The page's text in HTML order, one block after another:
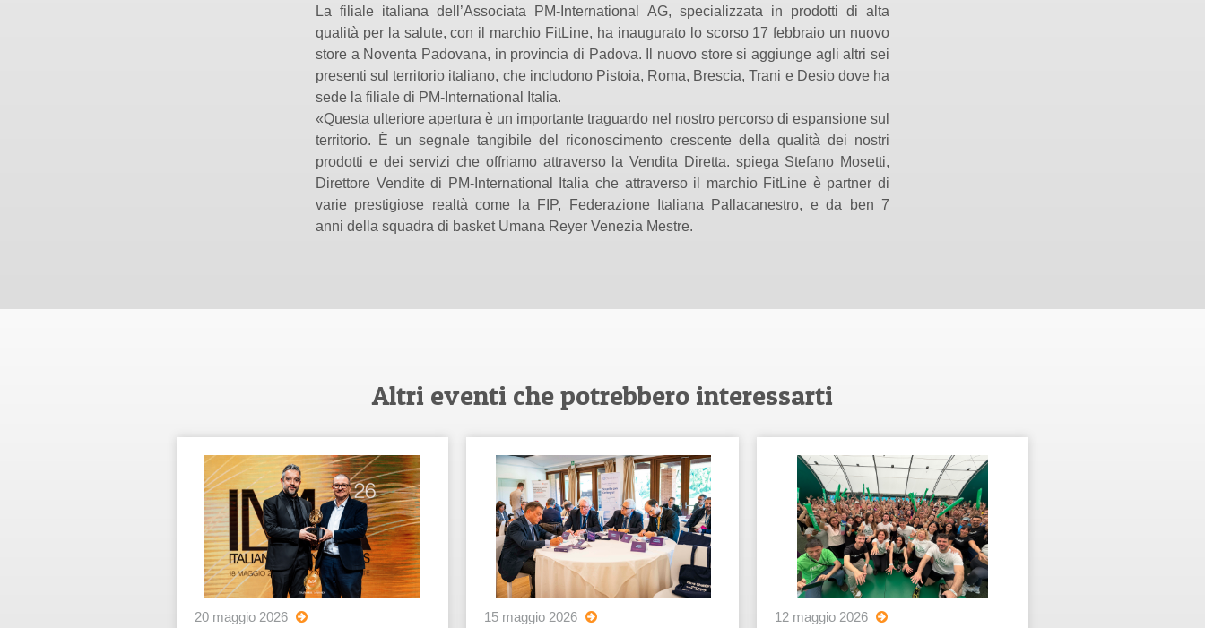
La filiale italiana dell’Associata PM-International AG, specializzata in prodotti di alta
qualità per la salute, con il marchio FitLine, ha inaugurato lo scorso 17 febbraio un nuovo
store a Noventa Padovana, in provincia di Padova. Il nuovo store si aggiunge agli altri sei
presenti sul territorio italiano, che includono Pistoia, Roma, Brescia, Trani e Desio dove ha
sede la filiale di PM-International Italia.
«Questa ulteriore apertura è un importante traguardo nel nostro percorso di espansione sul
territorio. È un segnale tangibile del riconoscimento crescente della qualità dei nostri
prodotti e dei servizi che offriamo attraverso la Vendita Diretta. spiega Stefano Mosetti,
Direttore Vendite di PM-International Italia che attraverso il marchio FitLine è partner di
varie prestigiose realtà come la FIP, Federazione Italiana Pallacanestro, e da ben 7
anni della squadra di basket Umana Reyer Venezia Mestre.
Altri eventi che potrebbero interessarti
20 maggio 2026 15 maggio 2026 12 maggio 2026